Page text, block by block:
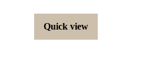
Quick view